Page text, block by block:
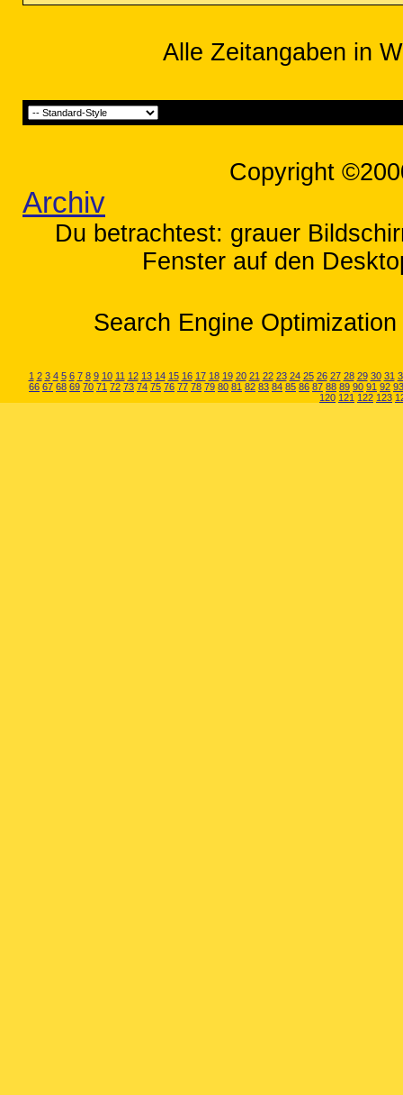
Alle Zeitangaben in
Copyright
Archiv
Du betrachtest: grauer
Fenster auf den
Search Engine
1 2 3 4 5 6 7 8 9 10 11 12 13 14 15 16 17 18 19 20 21 22 23 24 25 26 27 28 29 30 31
66 67 68 69 70 71 72 73 74 75 76 77 78 79 80 81 82 83 84 85 86 87 88 89 90 91 92 93
120 121 122 123